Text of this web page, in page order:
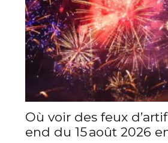
Où voir des feux
end du 15 août 2026